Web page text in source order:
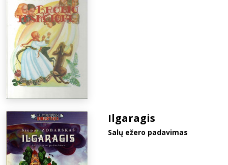
Ilgaragis
Salų ežero padavimas